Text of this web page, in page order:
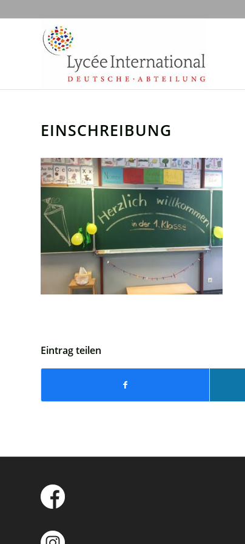
EINSCHREIBUNG
Eintrag teilen